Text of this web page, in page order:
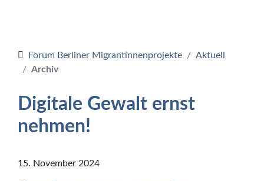
Forum Berliner Migrantinnenprojekte
Aktuell
Archiv
Digitale Gewalt ernst
nehmen!
15. November 2024